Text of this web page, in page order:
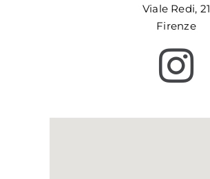
Viale Redi, 21
Firenze